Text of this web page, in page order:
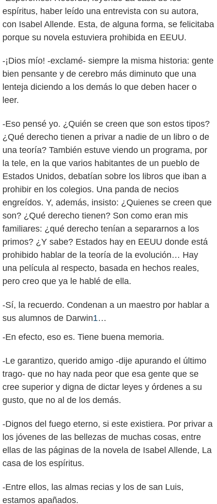
espíritus, haber leído una entrevista con su autora,
con Isabel Allende. Esta, de alguna forma, se felicitaba
porque su novela estuviera prohibida en EEUU.
-¡Dios mío! -exclamé- siempre la misma historia: gente
bien pensante y de cerebro más diminuto que una
lenteja diciendo a los demás lo que deben hacer o
leer.
-Eso pensé yo. ¿Quién se creen que son estos tipos?
¿Qué derecho tienen a privar a nadie de un libro o de
una teoría? También estuve viendo un programa, por
la tele, en la que varios habitantes de un pueblo de
Estados Unidos, debatían sobre los libros que iban a
prohibir en los colegios. Una panda de necios
engreídos. Y, además, insisto: ¿Quienes se creen que
son? ¿Qué derecho tienen? Son como eran mis
familiares: ¿qué derecho tenían a separarnos a los
primos? ¿Y sabe? Estados hay en EEUU donde está
prohibido hablar de la teoría de la evolución… Hay
una película al respecto, basada en hechos reales,
pero creo que ya le hablé de ella.
-Sí, la recuerdo. Condenan a un maestro por hablar a
sus alumnos de Darwin1…
-En efecto, eso es. Tiene buena memoria.
-Le garantizo, querido amigo -dije apurando el último
trago- que no hay nada peor que esa gente que se
cree superior y digna de dictar leyes y órdenes a su
gusto, que no al de los demás.
-Dignos del fuego eterno, si este existiera. Por privar a
los jóvenes de las bellezas de muchas cosas, entre
ellas de las páginas de la novela de Isabel Allende, La
casa de los espíritus.
-Entre ellos, las almas recias y los de san Luis,
estamos apañados.